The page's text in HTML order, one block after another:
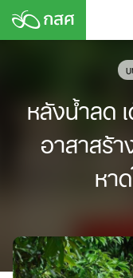
Skip
หลังน้ำลด
อาสาสร้า
หา